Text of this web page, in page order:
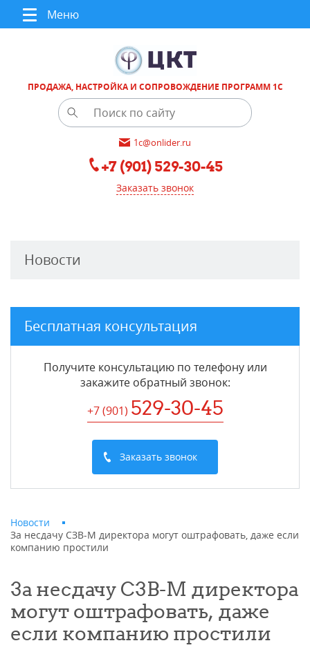
Меню
ПРОДАЖА, НАСТРОЙКА И СОПРОВОЖДЕНИЕ ПРОГРАММ 1С
1c@onlider.ru
+7 (901) 529-30-45
Заказать звонок
Новости
Бесплатная консультация
Получите консультацию по телефону или
закажите обратный звонок:
+7 (901) 529-30-45
Заказать звонок
Новости
За несдачу СЗВ-М директора могут оштрафовать, даже если
компанию простили
За несдачу СЗВ-М директора
могут оштрафовать, даже
если компанию простили